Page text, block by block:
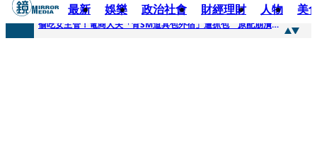
最新 娛樂 政治社會 財經理財 人物 美
快訊
偷吃女主管！電商人夫「背SM道具包外宿」遭抓包 原配崩潰求償100萬：從未用過此類